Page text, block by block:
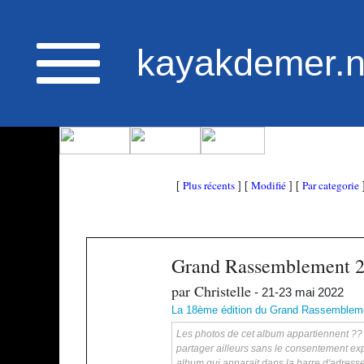
[ Plus récents ] [ Modifié ] [ Par categorie
Grand Rassemblement
par Christelle - 21-23 mai 2022
La 18ème édition du Grand
Les photos de cet album appartiennent
partager ailleurs sans le consentement